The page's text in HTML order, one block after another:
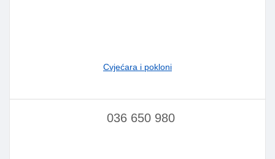
Cvjećara i pokloni
036 650 980